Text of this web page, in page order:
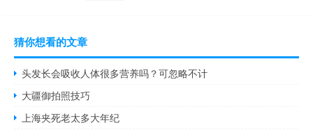
猜你想看的文章
头发长会吸收人体很多营养吗？可忽略不计
大疆御拍照技巧
上海夹死老太多大年纪